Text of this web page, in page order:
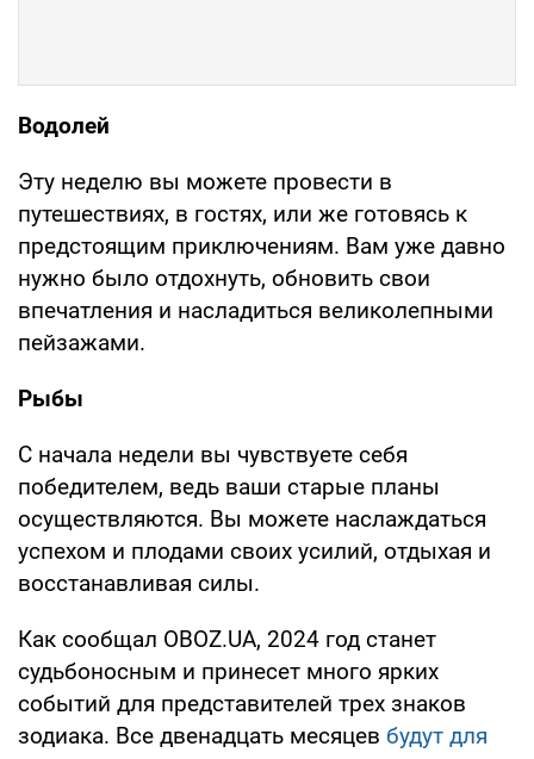
Водолей
Эту неделю вы можете провести в
путешествиях, в гостях, или же готовясь к
предстоящим приключениям. Вам уже давно
нужно было отдохнуть, обновить свои
впечатления и насладиться великолепными
пейзажами.
Рыбы
С начала недели вы чувствуете себя
победителем, ведь ваши старые планы
осуществляются. Вы можете наслаждаться
успехом и плодами своих усилий, отдыхая и
восстанавливая силы.
Как сообщал OBOZ.UA, 2024 год станет
судьбоносным и принесет много ярких
событий для представителей трех знаков
зодиака. Все двенадцать месяцев будут для